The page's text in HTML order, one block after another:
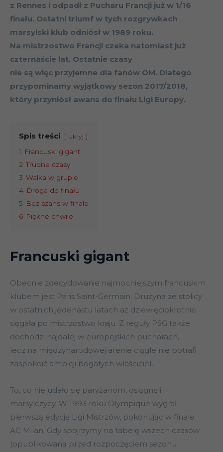
z Rennes i odpadł z Pucharu Francji już w 1/16
finału. Ostatni triumf w tych rozgrywkach
marsylski klub odniósł w 1989 roku.
Na mistrzostwo Francji czeka natomiast już
czternaście lat. Ostatnie czasy
nie są więc przyjemne dla fanów OM. Dlatego
przypominamy wyjątkowy sezon 2017/2018,
który przyniósł awans do finału Ligi Europy.
Spis treści Ukryj
1
Francuski gigant
2 Trudne czasy
3 Walka w grupie
4 Droga do finału
5 Bez szans w finale
6 Piękne chwile
Francuski gigant
Obecnie zdecydowanie najmocniejszym francuskim
klubem jest Paris Saint-Germain. Drużyna ze stolicy
w ostatnich jedenastu latach aż dziewięciokrotnie
sięgała po mistrzostwo kraju. Z reguły PSG także
dochodzi najdalej w europejskich pucharach,
lecz na międzynarodowej arenie ciągle nie potrafi
zaspokoić ambicji bogatych właścicieli.
To, co nie udało się paryżanom, osiągnęli
marsylczycy. W 1993 roku Olympique wygrał
pierwszą edycję Ligi Mistrzów, pokonując w finale
AC Milan. Gdy spojrzymy na tabelę wszech czasów
(opublikowaną przed rozpoczęciem sezonu